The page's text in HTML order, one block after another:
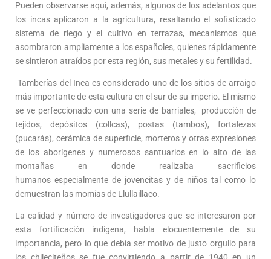
Pueden observarse aquí, además, algunos de los adelantos que
los incas aplicaron a la agricultura, resaltando el sofisticado
sistema de riego y el cultivo en terrazas, mecanismos que
asombraron ampliamente a los españoles, quienes rápidamente
se sintieron atraídos por esta región, sus metales y su fertilidad.
Tamberías del Inca es considerado uno de los sitios de arraigo
más importante de esta cultura en el sur de su imperio. El mismo
se ve perfeccionado con una serie de barriales, producción de
tejidos, depósitos (collcas), postas (tambos), fortalezas
(pucarás), cerámica de superficie, morteros y otras expresiones
de los aborígenes y numerosos santuarios en lo alto de las
montañas en donde realizaba sacrificios
humanos especialmente de jovencitas y de niños tal como lo
demuestran las momias de Llullaillaco.
La calidad y número de investigadores que se interesaron por
esta fortificación indígena, habla elocuentemente de su
importancia, pero lo que debía ser motivo de justo orgullo para